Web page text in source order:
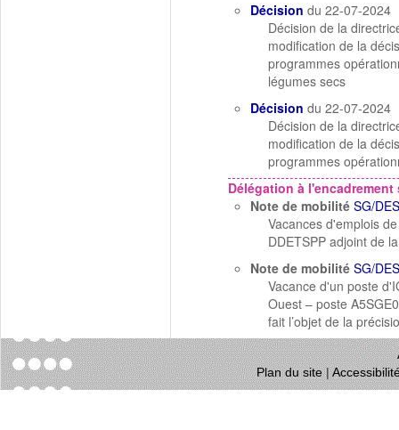
Décision du 22-07-2024
Décision de la
modification de la
programmes
légumes secs
Décision du 22-07-2024
Décision de la
modification de la
programmes
Délégation à l'encadrement
Note de mobilité SG/
Vacances d'emplois
DDETSPP adjoint de
Note de mobilité SG/
Vacance d'un poste
Ouest – poste
fait l’objet de la
Plan du site|